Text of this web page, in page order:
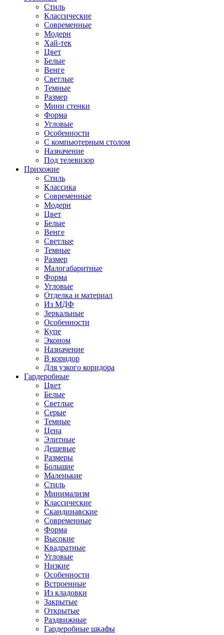
Стиль
Классические
Современные
Модерн
Хай-тек
Цвет
Белые
Венге
Светлые
Темные
Размер
Мини стенки
Форма
Угловые
Особенности
С компьютерным столом
Назначение
Под телевизор
Прихожие
Стиль
Классика
Современные
Модерн
Цвет
Белые
Венге
Светлые
Темные
Размер
Малогабаритные
Форма
Угловые
Отделка и материал
Из МДФ
Зеркальные
Особенности
Купе
Эконом
Назначение
В коридор
Для узкого коридора
Гардеробные
Цвет
Белые
Светлые
Серые
Темные
Цена
Элитные
Дешевые
Размеры
Большие
Маленькие
Стиль
Минимализм
Классические
Скандинавские
Современные
Форма
Высокие
Квадратные
Угловые
Низкие
Особенности
Встроенные
Из кладовки
Закрытые
Открытые
Раздвижные
Гардеробные шкафы